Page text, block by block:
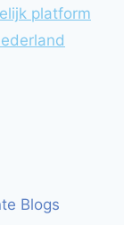
platform
Blogs